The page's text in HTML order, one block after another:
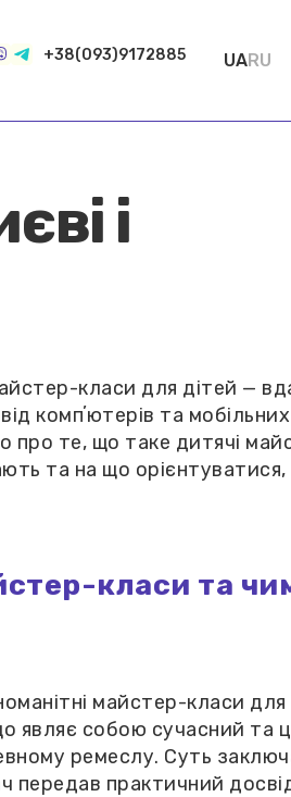
+38(093)9172885 UARU
і
класи для дітей —
компʼютерів та
про те, що таке дитячі
та на що
класи та
майстер-класи для
являє собою сучасний та
ремеслу. Суть
передав практичний